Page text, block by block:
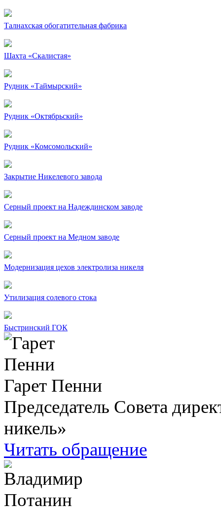
Талнахская обогатительная фабрика
Шахта «Скалистая»
Рудник «Таймырский»
Рудник «Октябрьский»
Рудник «Комсомольский»
Закрытие Никелевого завода
Серный проект на Надеждинском заводе
Серный проект на Медном заводе
Модернизация цехов электролиза никеля
Утилизация солевого стока
Быстринский ГОК
Гарет Пенни
Председатель Совета
никель»
Читать обращение